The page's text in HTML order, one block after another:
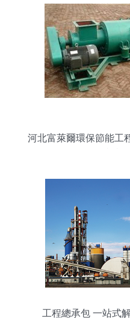
河北富萊爾環保節能工
工程總承包 一站式